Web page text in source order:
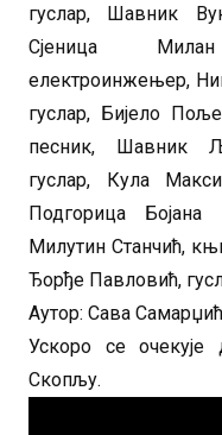
гуслар, Шавник
Сјеница
електроинжењер,
гуслар, Бијело
песник, Шавник
гуслар, Кула
Подгорица Бојана
Милутин Станчић,
Ђорђе Павловић,
Аутор: Сава
Ускоро се
Скопљу.